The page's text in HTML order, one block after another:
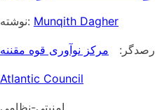
نوشته: Munqith Dagher
رصدگر: مرکز نوآوری قوه مقننه
Atlantic Council
امنیتی-نظامی